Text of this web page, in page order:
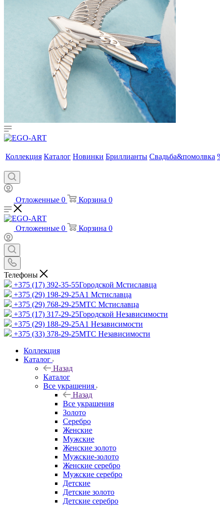
Коллекция Каталог Новинки Бриллианты Свадьба&помолвка
Отложенные 0 Корзина 0
Отложенные 0 Корзина 0
Телефоны
+375 (17) 392-35-55Городской Мстиславца
+375 (29) 198-29-25A1 Мстиславца
+375 (29) 768-29-25МТС Мстиславца
+375 (17) 317-29-25Городской Независимости
+375 (29) 188-29-25A1 Независимости
+375 (33) 378-29-25МТС Независимости
Коллекция
Каталог
Назад
Каталог
Все украшения
Назад
Все украшения
Золото
Серебро
Женские
Мужские
Женские золото
Мужские-золото
Женские серебро
Мужские серебро
Детские
Детские золото
Детские серебро